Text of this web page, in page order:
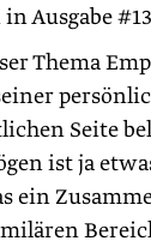
Ausgabe
Thema
Seite
ist ja
ein